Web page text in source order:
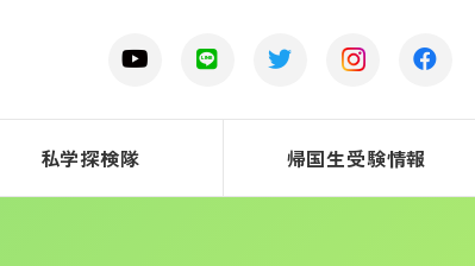
私学探検隊 帰国生受験情報